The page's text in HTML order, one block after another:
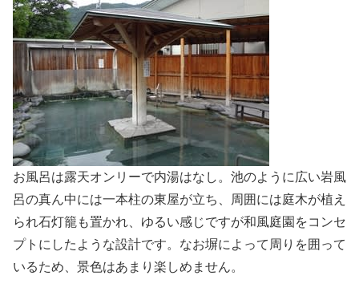
お風呂は露天オンリーで内湯はなし。池のように広い岩風
呂の真ん中には一本柱の東屋が立ち、周囲には庭木が植え
られ石灯籠も置かれ、ゆるい感じですが和風庭園をコンセ
プトにしたような設計です。なお塀によって周りを囲って
いるため、景色はあまり楽しめません。